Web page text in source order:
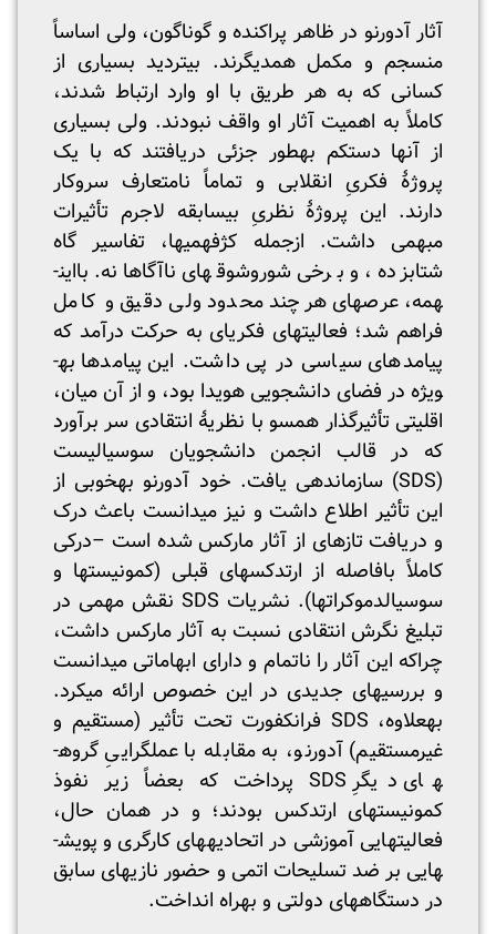
آثار آدورنو در ظاهر پراکنده و گوناگون، ولی اساساً
منسجم و مکمل همدیگرند. بی­تردید بسیاری از
کسانی که به هر طریق با او وارد ارتباط شدند،
کاملاً به اهمیت آثار او واقف نبودند. ولی بسیاری
از آنها دستکم به­طور جزئی دریافتند که با یک
پروژۀ فکریِ انقلابی و تماماً نامتعارف سروکار
دارند. این پروژۀ نظریِ بی­سابقه لاجرم تأثیرات
مبهمی داشت. ازجمله کژفهمی­ها، تفاسیر گاه
شتابزده، و برخی شوروشوق­های ناآگاهانه. بااین­
همه، عرصه­ای هرچند محدود ولی دقیق و کامل
فراهم شد؛ فعالیت­های فکری­ای به حرکت درآمد که
پیامدهای سیاسی در پی داشت. این پیامدها به­
ویژه در فضای دانشجویی هویدا بود، و از آن میان،
اقلیتی تأثیرگذار همسو با نظریۀ انتقادی سر برآورد
که در قالب انجمن دانشجویان سوسیالیست
(SDS) سازماندهی یافت. خود آدورنو به­خوبی از
این تأثیر اطلاع داشت و نیز می­دانست باعث درک
و دریافت تازه­ای از آثار مارکس شده است –درکی
کاملاً بافاصله از ارتدکس­های قبلی (کمونیست­ها و
سوسیال­دموکرات­ها). نشریات SDS نقش مهمی در
تبلیغ نگرش انتقادی نسبت به آثار مارکس داشت،
چراکه این آثار را ناتمام و دارای ابهاماتی می­دانست
و بررسی­های جدیدی در این خصوص ارائه می­کرد.
به­علاوه، SDS فرانکفورت تحت تأثیر (مستقیم و
غیرمستقیم) آدورنو، به مقابله با عمل­گراییِ گروه­
های دیگرِ SDS پرداخت که بعضاً زیر نفوذ
کمونیست­های ارتدکس بودند؛ و در همان حال،
فعالیت­هایی آموزشی در اتحادیه­های کارگری و پویش­
هایی بر ضد تسلیحات اتمی و حضور نازی­های سابق
در دستگاه­های دولتی و به­راه انداخت.